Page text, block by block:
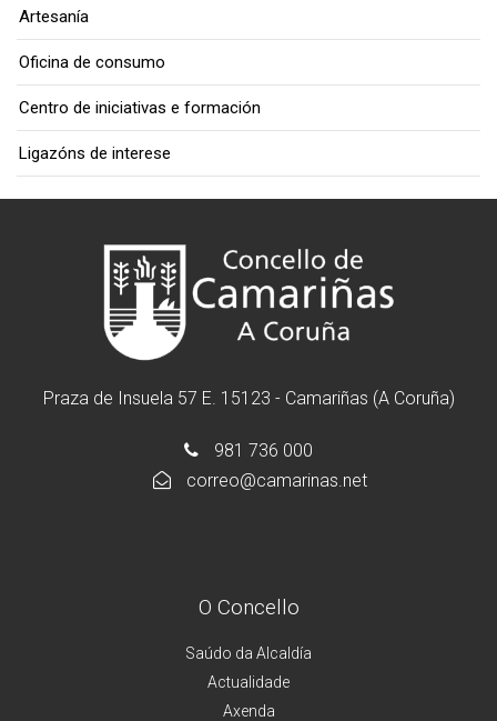
Artesanía
Oficina de consumo
Centro de iniciativas e formación
Ligazóns de interese
Praza de Insuela 57 E. 15123 - Camariñas (A Coruña)
981 736 000
correo@camarinas.net
O Concello
Saúdo da Alcaldía
Actualidade
Axenda